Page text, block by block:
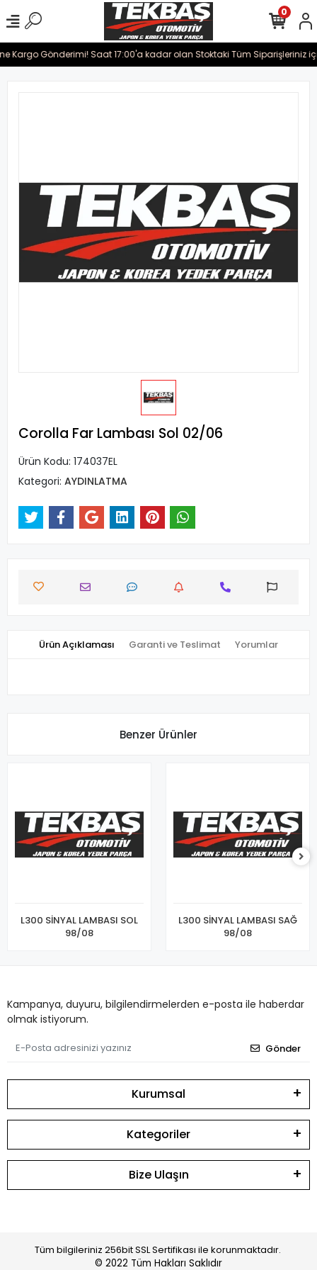
Kargo Gönderimi! Saat 17:00'a kadar olan Stoktaki Tüm Siparişleriniz
0
Corolla Far Lambası Sol 02/06
Ürün Kodu: 174037EL
Kategori: AYDINLATMA
Ürün Açıklaması Garanti ve Teslimat Yorumlar
Benzer Ürünler
L300 SİNYAL LAMBASI SOL
98/08
L300 SİNYAL LAMBASI SAĞ
98/08
Kampanya, duyuru, bilgilendirmelerden e-posta ile haberdar
olmak istiyorum.
Gönder
Kurumsal
Kategoriler
Bize Ulaşın
Tüm bilgileriniz 256bit SSL Sertifikası ile korunmaktadır.
© 2022 Tüm Hakları Saklıdır